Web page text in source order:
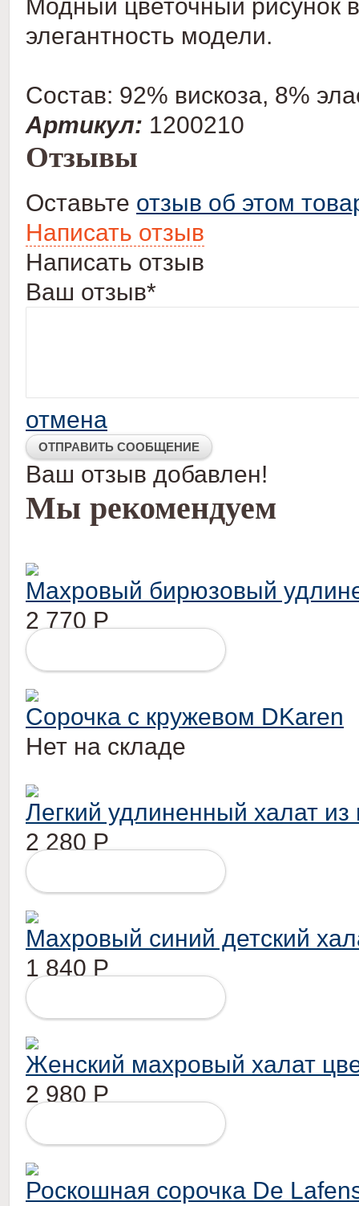
Модный цветочный рисунок
элегантность модели.
Состав: 92% вискоза, 8%
Артикул: 1200210
Отзывы
Оставьте отзыв об этом
Написать отзыв
Написать отзыв
Ваш отзыв*
отмена
Ваш отзыв добавлен!
Мы рекомендуем
Махровый бирюзовый
2 770 Р
Сорочка с кружевом DKaren
Нет на складе
Легкий удлиненный халат
2 280 Р
Махровый синий детский
1 840 Р
Женский махровый халат
2 980 Р
Роскошная сорочка De